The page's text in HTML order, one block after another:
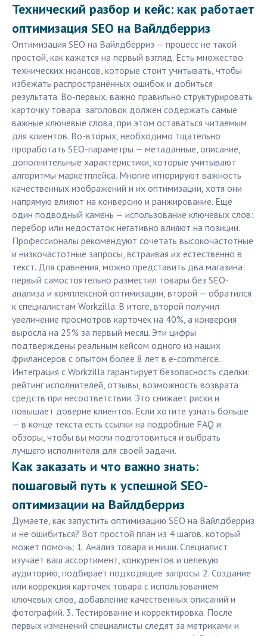
Технический разбор и кейс: как работает
оптимизация SEO на Вайлдберриз
Оптимизация SEO на Вайлдберриз — процесс не такой
простой, как кажется на первый взгляд. Есть множество
технических нюансов, которые стоит учитывать, чтобы
избежать распространённых ошибок и добиться
результата. Во-первых, важно правильно структурировать
карточку товара: заголовок должен содержать самые
важные ключевые слова, при этом оставаться читаемым
для клиентов. Во-вторых, необходимо тщательно
проработать SEO-параметры — метаданные, описание,
дополнительные характеристики, которые учитывают
алгоритмы маркетплейса. Многие игнорируют важность
качественных изображений и их оптимизации, хотя они
напрямую влияют на конверсию и ранжирование. Ещё
один подводный камень — использование ключевых слов:
перебор или недостаток негативно влияют на позиции.
Профессионалы рекомендуют сочетать высокочастотные
и низкочастотные запросы, встраивая их естественно в
текст. Для сравнения, можно представить два магазина:
первый самостоятельно разместил товары без SEO-
анализа и комплексной оптимизации, второй — обратился
к специалистам Workzilla. В итоге, второй получил
увеличение просмотров карточек на 40%, а конверсия
выросла на 25% за первый месяц. Эти цифры
подтверждены реальным кейсом одного из наших
фрилансеров с опытом более 8 лет в e-commerce.
Интеграция с Workzilla гарантирует безопасность сделки:
рейтинг исполнителей, отзывы, возможность возврата
средств при несоответствии. Это снижает риски и
повышает доверие клиентов. Если хотите узнать больше
— в конце текста есть ссылки на подробные FAQ и
обзоры, чтобы вы могли подготовиться и выбрать
лучшего исполнителя для своей задачи.
Как заказать и что важно знать:
пошаговый путь к успешной SEO-
оптимизации на Вайлдберриз
Думаете, как запустить оптимизацию SEO на Вайлдберриз
и не ошибиться? Вот простой план из 4 шагов, который
может помочь: 1. Анализ товара и ниши. Специалист
изучает ваш ассортимент, конкурентов и целевую
аудиторию, подбирает подходящие запросы. 2. Создание
или коррекция карточек товара с использованием
ключевых слов, добавление качественных описаний и
фотографий. 3. Тестирование и корректировка. После
первых изменений специалисты следят за метриками и